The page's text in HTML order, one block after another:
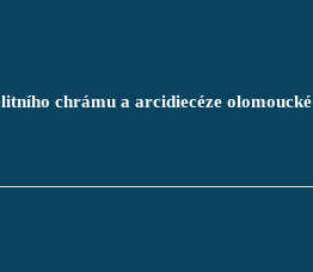
chrámu a arcidiecéze olomoucké